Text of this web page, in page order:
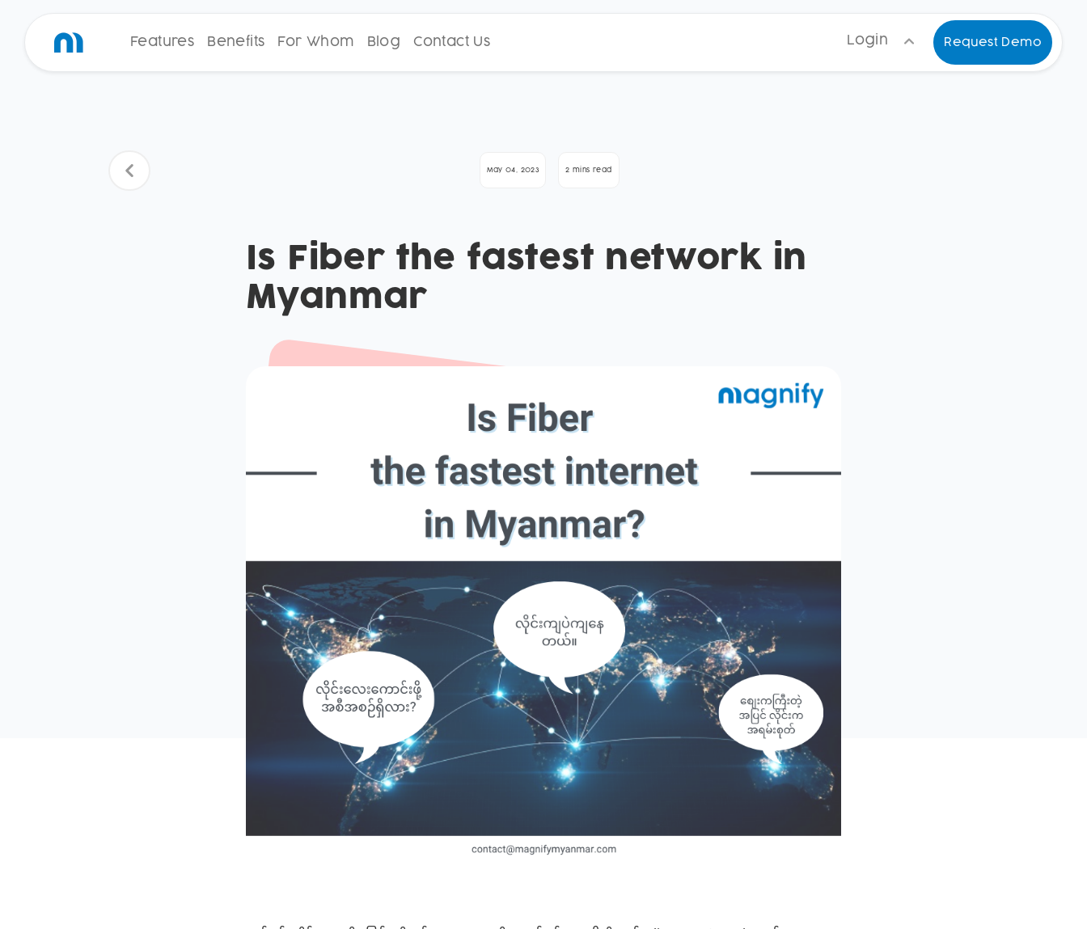
Features Benefits For Whom Blog Contact Us Login Request Demo
May 04, 2023 2 mins read
Is Fiber the fastest network in
Myanmar